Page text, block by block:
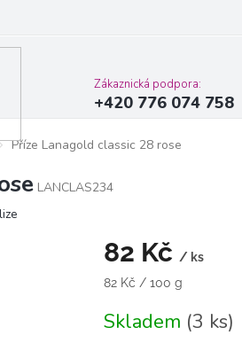
Podmínky
Zákaznická podpora:
+420 776 074 758
Příze Lanagold classic 28 rose
LANCLAS234
82 Kč / ks
Měrná
82 Kč / 100 g
Skladem (3 ks)